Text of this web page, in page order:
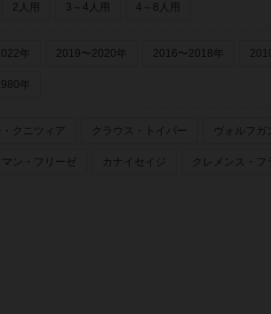
2人用 3～4人用 4～8人用
年 2019〜2020年 2016〜2018年
年
・クニツィア クラウス・トイバー ヴォルフ
ン・フリーゼ カナイセイジ クレメンス・フ